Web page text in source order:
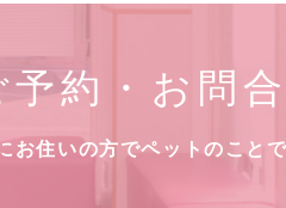
予約・お問
お住いの方でペットのことで